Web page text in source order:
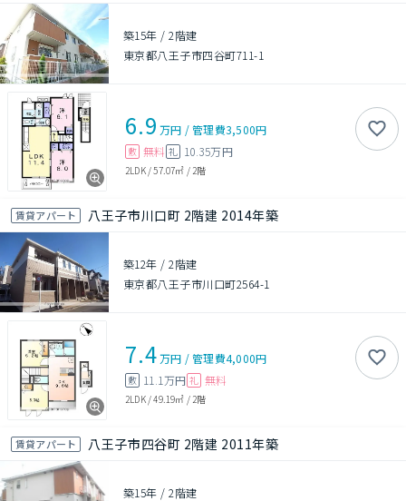
築15年 /2階建
東京都八王子市四谷町711-1
6.9 万円 /管理費3,500円
敷 無料 礼 10.35万円
2LDK/57.07㎡ / 2階
賃貸アパート 八王子市川口町 2階建 2014年築
築12年 /2階建
東京都八王子市川口町2564-1
7.4万円 /管理費4,000円
敷 11.1万円 礼 無料
2LDK/49.19㎡ / 2階
賃貸アパート 八王子市四谷町 2階建 2011年築
築15年 /2階建